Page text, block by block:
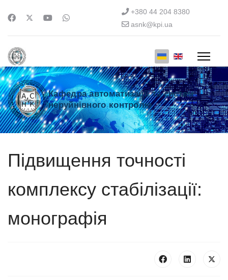
+380 44 204 8380
asnk@kpi.ua
Кафедра автоматизації та систем
неруйнівного контролю
Підвищення точності
комплексу стабілізації:
монографія